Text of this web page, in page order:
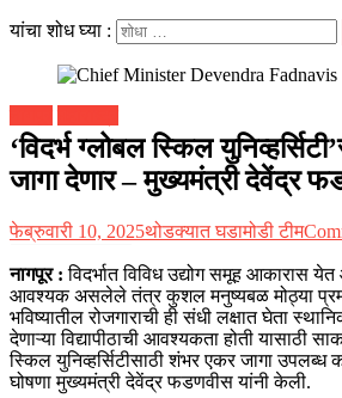
यांचा शोध घ्या :
‘विदर्भ ग्लोबल स्किल
जागा देणार – मुख्यमंत्री देवेंद्र
फेब्रुवारी 10, 2025थोडक्यात घडामोडी टीम
नागपूर : विदर्भात विविध उद्योग समूह आकारास
आवश्यक असलेले तंत्र कुशल मनुष्यबळ मोठ्या
भविष्यातील रोजगाराची ही संधी लक्षात घेता
देणाऱ्या विद्यापीठाची आवश्यकता होती यासाठी
स्किल युनिव्हर्सिटीसाठी शंभर एकर जागा
घोषणा मुख्यमंत्री देवेंद्र फडणवीस यांनी केली.